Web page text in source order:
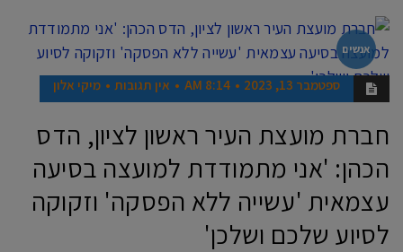
אנשים
ספטמבר 13, 2023 8:14 AM אין תגובות מיקי אלון
חברת מועצת העיר ראשון לציון, הדס
הכהן: 'אני מתמודדת למועצה בסיעה
עצמאית 'עשייה ללא הפסקה' וזקוקה
לסיוע שלכם ושלכן'